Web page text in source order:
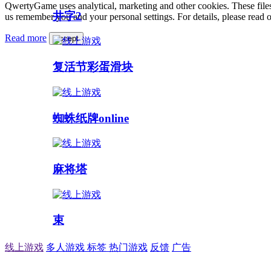
井字2
复活节彩蛋滑块
蜘蛛纸牌online
麻将塔
束
线上游戏 多人游戏 标签 热门游戏 反馈 广告
QwertyGame uses analytical, marketing and other cookies. These
us remember you and your personal settings. For details, please read
Read more Accept